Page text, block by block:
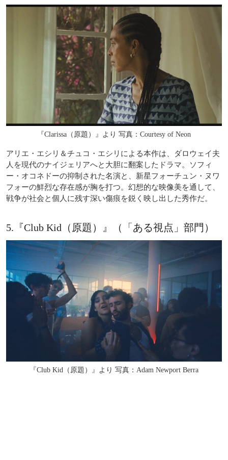
『Clarissa（原題）』より 写真：Courtesy of Neon
アリエ・エシリ＆チュコ・エシリによる本作は、ダロウェイ夫
人を現代のナイジェリアへと大胆に翻案したドラマ。ソフィ
ー・オコネドーの抑制された名演と、新星フォーチュン・ヌワ
フォーの鮮烈な存在感が胸を打つ。幻想的な映像美を通して、
戦争が社会と個人に残す深い傷痕を鋭く映し出した秀作だ。
5.『Club Kid（原題）』（「ある視点」部門）
『Club Kid（原題）』より 写真：Adam Newport Berra